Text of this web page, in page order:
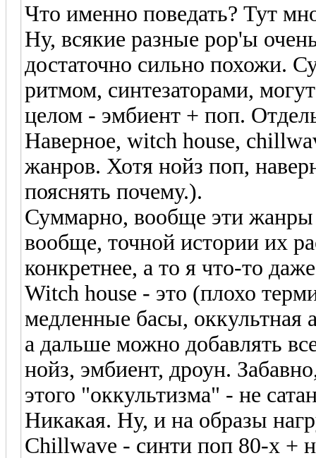
Что именно поведать? Тут
Ну, всякие разные pop'ы
достаточно сильно похожи.
ритмом, синтезаторами,
целом - эмбиент + поп.
Наверное, witch house,
жанров. Хотя нойз поп,
пояснять почему.).
Суммарно, вообще эти
вообще, точной истории их
конкретнее, а то я что-то
Witch house - это (плохо
медленные басы, оккультная
а дальше можно добавлять
нойз, эмбиент, дроун.
этого "оккультизма" - не
Никакая. Ну, и на образы
Chillwave - синти поп 80-х +